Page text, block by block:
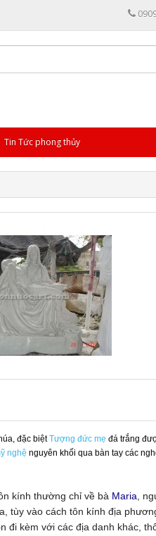
Tin Tức phong thủy
đặc biệtTượng đức mẹ đá trắng
nghệ nguyên khối qua bàn tay các
kính thường chỉ về bà Maria ,
tùy vào cách tôn kính địa
đi kèm với các địa danh khác,